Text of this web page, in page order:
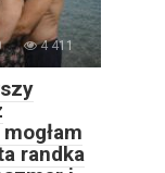
4 411
randka